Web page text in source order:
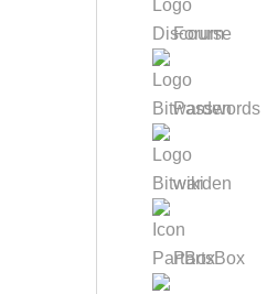
Forum
Passwords
wiki
PartsBox